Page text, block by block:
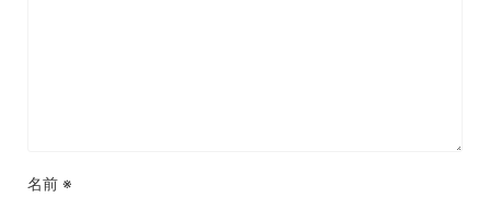
名前 ※